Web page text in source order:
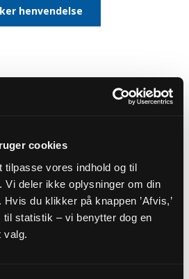
cookies
tilpasse vores indhold og til
Vi deler ikke oplysninger om din
du klikker på knappen ’Afvis,’
statistik – vi benytter dog en
valg.
henvendelse
sognepræst